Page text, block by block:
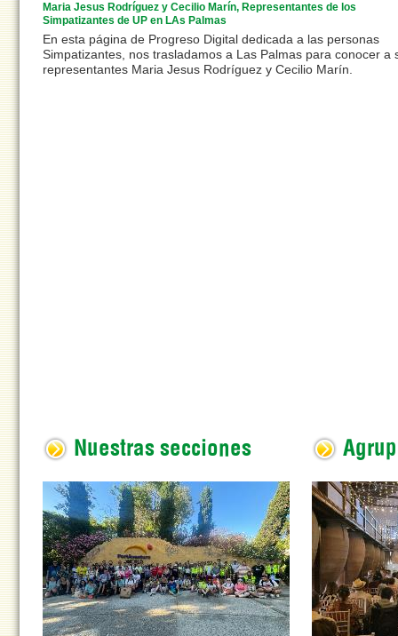
Maria Jesus Rodríguez y Cecilio Marín, Representantes de los
Simpatizantes de UP en LAs Palmas
En esta página de Progreso Digital dedicada a las personas
Simpatizantes, nos trasladamos a Las Palmas para conocer a
representantes Maria Jesus Rodríguez y Cecilio Marín.
Nuestras secciones